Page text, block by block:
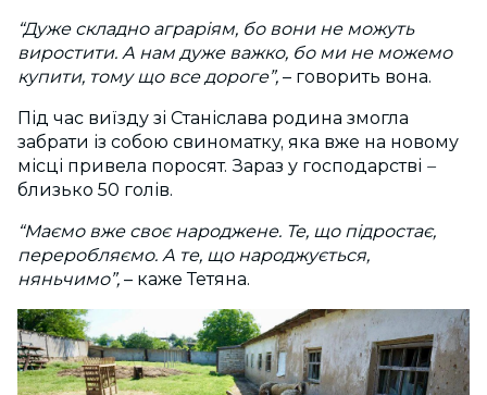
“Дуже складно аграріям, бо вони не можуть
виростити. А нам дуже важко, бо ми не можемо
купити, тому що все дороге”, – говорить вона.
Під час виїзду зі Станіслава родина змогла
забрати із собою свиноматку, яка вже на новому
місці привела поросят. Зараз у господарстві –
близько 50 голів.
“Маємо вже своє народжене. Те, що підростає,
переробляємо. А те, що народжується,
няньчимо”, – каже Тетяна.